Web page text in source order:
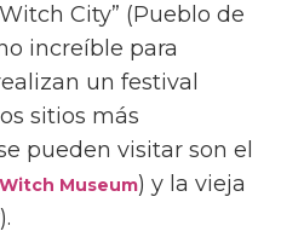
City” (Pueblo de
increíble para
un festival
sitios más
pueden visitar son el
Witch Museum) y la vieja